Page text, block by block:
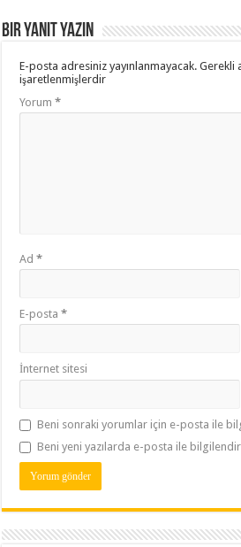
Bir yanıt yazın
E-posta adresiniz yayınlanmayacak. Gerekli
işaretlenmişlerdir
Yorum*
Ad*
E-posta*
İnternet sitesi
Beni sonraki yorumlar için e-posta ile
Beni yeni yazılarda e-posta ile